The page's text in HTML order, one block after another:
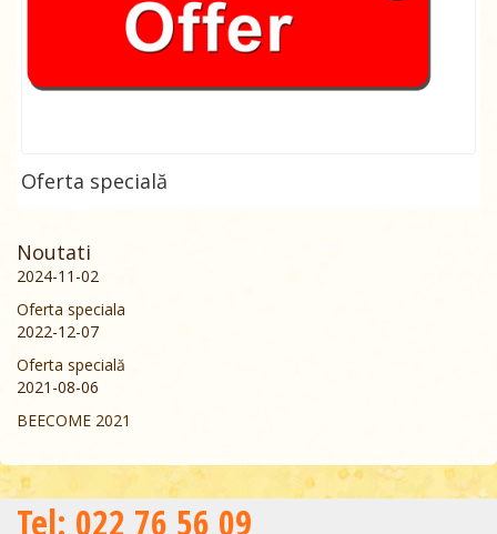
Oferta specială
Noutati
2024-11-02
Oferta speciala
2022-12-07
Oferta specială
2021-08-06
BEECOME 2021
Теl: 022 76 56 09